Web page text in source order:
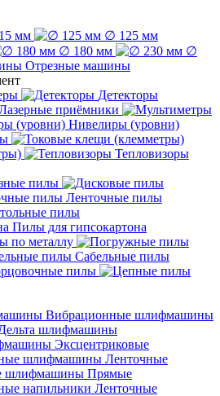
мм
∅ 125 мм
∅ 180 мм
∅
Отрезные машины
Детекторы
приёмники
Нивелиры (уровни)
Тепловизоры
пилы
Ленточные пилы
пилы
Пилы для гипсокартона
по металлу
Сабельные пилы
пилы
Вибрационные шлифмашины
шлифмашины
Эксцентриковые
Ленточные
Прямые
Ленточные